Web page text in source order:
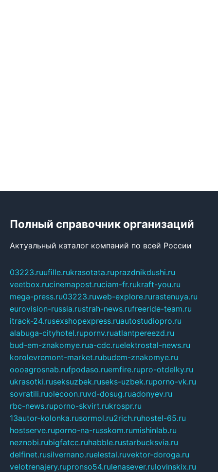
Полный справочник организаций
Актуальный каталог компаний по всей России
03223.ruufille.rukrasotata.ruprazdnikdushi.ru
veetbox.rucinemapost.ruciam-fr.rukraft-you.ru
mega-press.ru03223.ruweb-explore.rurastenuya.ru
eurovision-russia.rustrah-news.rufreeride-team.ru
itrack-24.rusexshopexpress.ruautostudiopro.ru
alabuga-cityhotel.rupornv.ruatlantpereezd.ru
bud-em-znakomye.rua-cdc.ruelektrostal-news.ru
korolevremont-market.rubudem-znakomye.ru
oooagrosnab.rufpodaso.ruemfire.rupro-otdelky.ru
ukrasotki.ruseksuzbek.ruseks-uzbek.ruporno-vk.ru
sovratili.ruolecoon.ruvd-dosug.ruadonyev.ru
rbc-news.ruporno-skvirt.rukrospr.ru
13autor-kolonka.rusormol.ru2rich.ruhostel-65.ru
hostserve.ruporno-na-russkom.rumishinlab.ru
neznobi.rubigfatcc.ruhabble.rustarbucksvia.ru
delfinet.rusilvernano.ruelestal.ruvektor-doroga.ru
velotrenajery.rupronso54.rulenasever.rulovinskix.ru